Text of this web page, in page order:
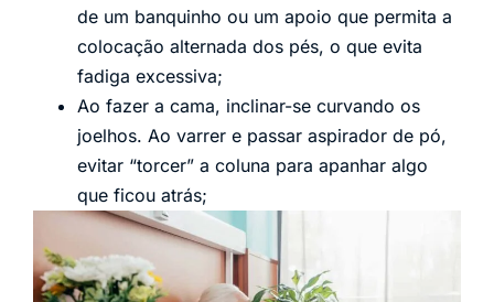
de um banquinho ou um apoio que permita a
colocação alternada dos pés, o que evita
fadiga excessiva;
Ao fazer a cama, inclinar-se curvando os
joelhos. Ao varrer e passar aspirador de pó,
evitar “torcer” a coluna para apanhar algo
que ficou atrás;